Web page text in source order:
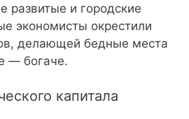
развитые и городские
экономисты окрестили
делающей бедные места
— богаче.
капитала